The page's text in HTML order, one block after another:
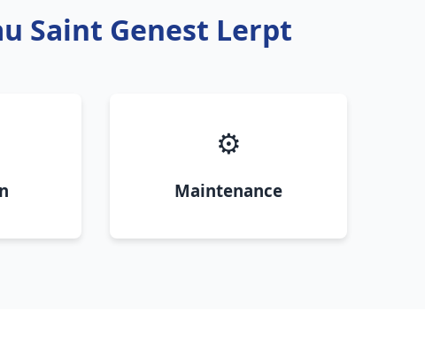
Saint Genest Lerpt
⚙️
Maintenance